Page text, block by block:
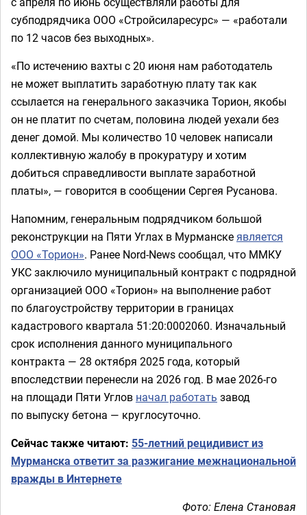
субподрядчика ООО «Стройсиларесурс» — «работали
по 12 часов без выходных».
«По истечению вахты с 20 июня нам работодатель
не может выплатить заработную плату так как
ссылается на генерального заказчика Торион, якобы
он не платит по счетам, половина людей уехали без
денег домой. Мы количество 10 человек написали
коллективную жалобу в прокуратуру и хотим
добиться справедливости выплате заработной
платы», — говорится в сообщении Сергея Русанова.
Напомним, генеральным подрядчиком большой
реконструкции на Пяти Углах в Мурманскеявляется
ООО «Торион». Ранее Nord-News сообщал, что ММКУ
УКС заключило муниципальный контракт с подрядной
организацией ООО «Торион» на выполнение работ
по благоустройству территории в границах
кадастрового квартала 51:20:0002060. Изначальный
срок исполнения данного муниципального
контракта — 28 октября 2025 года, который
впоследствии перенесли на 2026 год. В мае 2026-го
на площади Пяти Углов начал работать завод
по выпуску бетона — круглосуточно.
Сейчас также читают: 55-летний рецидивист из
Мурманска ответит за разжигание межнациональной
вражды в Интернете
Фото: Елена Становая